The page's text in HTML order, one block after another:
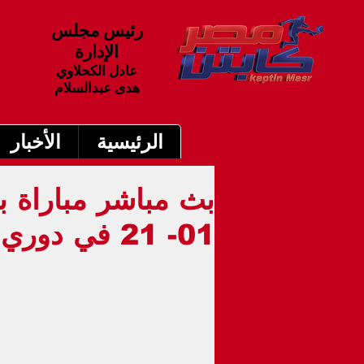
رئيس مجلس
الإدارة
عادل الكحلاوي
هدى عبدالسلام
الرئيسية الأخبار
01- 21 في دوري أبطال أوروبا 10م